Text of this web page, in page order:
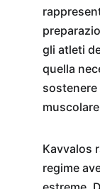
gli atleti
quella
sostenere
Kavvalos
regime